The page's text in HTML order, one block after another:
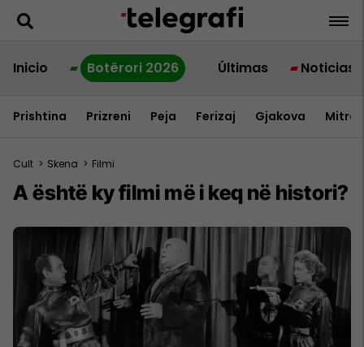
Inicio Botërori 2026 Últimas Noticias
Prishtina Prizreni Peja Ferizaj Gjakova
Cult > Skena > Filmi
A është ky filmi më i keq në histori?